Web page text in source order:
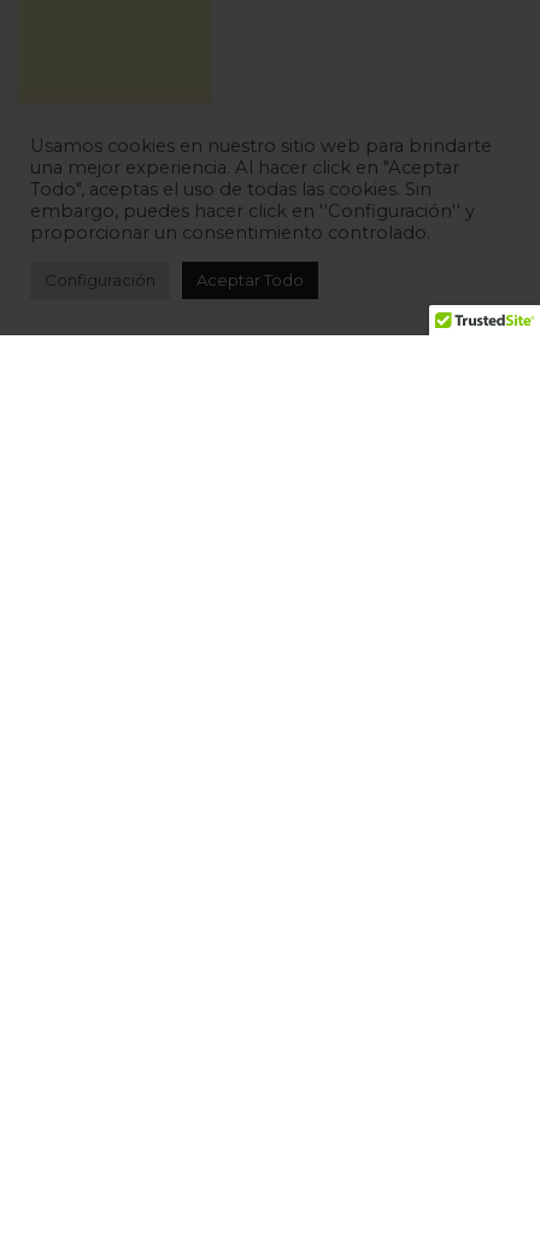
Situary © 2026 - Privacy Policy
Usamos cookies en nuestro sitio web para brindarte
una mejor experiencia. Al hacer click en "Aceptar
Todo", aceptas el uso de todas las cookies. Sin
embargo, puedes hacer click en ''Configuración'' y
proporcionar un consentimiento controlado.
Configuración Aceptar Todo